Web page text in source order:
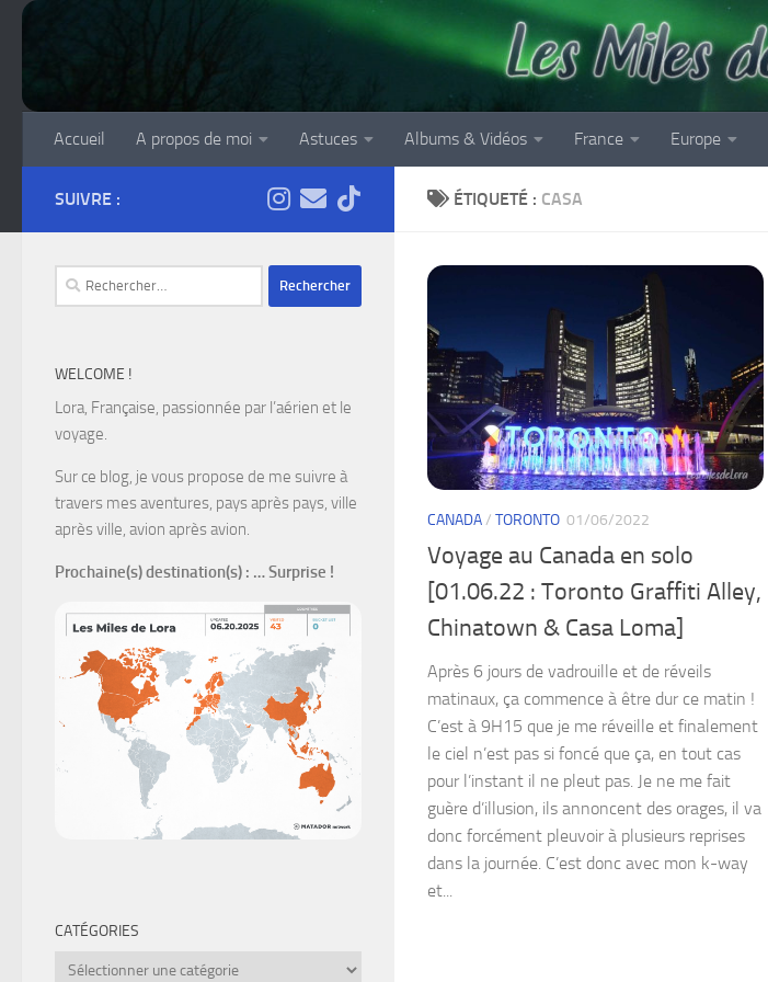
Accueil A propos de moi Astuces Albums & Vidéos France Europe
ÉTIQUETÉ : CASA
CANADA/ TORONTO 01/06/2022
Voyage au Canada en solo
[01.06.22 : Toronto Graffiti Alley,
Chinatown & Casa Loma]
Après 6 jours de vadrouille et de réveils
matinaux, ça commence à être dur ce matin !
C’est à 9H15 que je me réveille et finalement
le ciel n’est pas si foncé que ça, en tout cas
pour l’instant il ne pleut pas. Je ne me fait
guère d’illusion, ils annoncent des orages, il va
donc forcément pleuvoir à plusieurs reprises
dans la journée. C’est donc avec mon k-way
et...
SUIVRE :
Rechercher :
WELCOME !
Lora, Française, passionnée par l’aérien et le
voyage.
Sur ce blog, je vous propose de me suivre à
travers mes aventures, pays après pays, ville
après ville, avion après avion.
Prochaine(s) destination(s) : … Surprise !
CATÉGORIES
Catégories